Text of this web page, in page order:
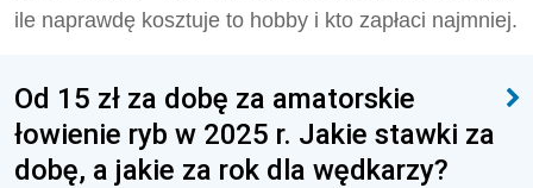
ile naprawdę kosztuje to hobby i kto zapłaci najmniej.
Od 15 zł za dobę za amatorskie
łowienie ryb w 2025 r. Jakie stawki za
dobę, a jakie za rok dla wędkarzy?